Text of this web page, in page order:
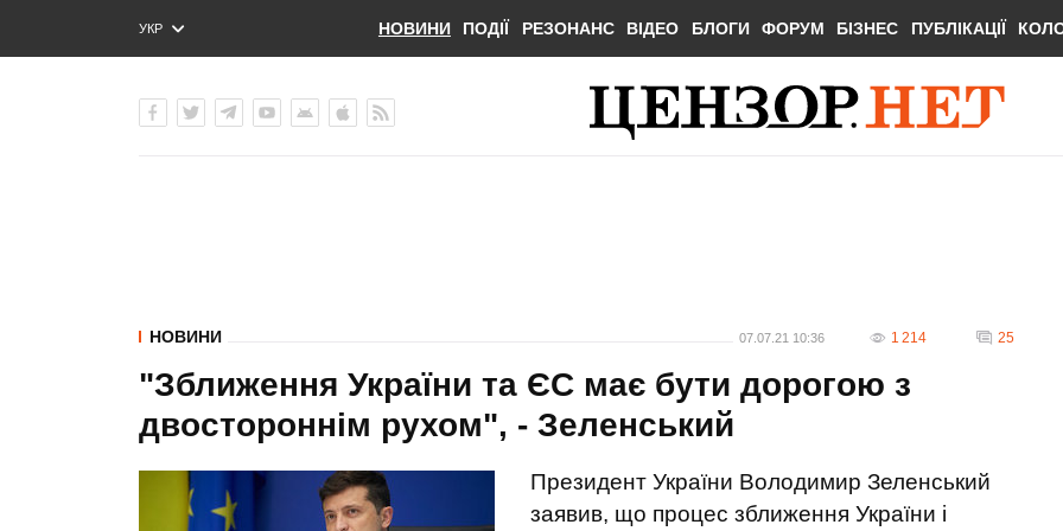
УКР
ENG
НОВИНИ ПОДІЇ РЕЗОНАНС ВІДЕО БЛОГИ ФОРУМ БІЗНЕС ПУБЛІКАЦІЇ
НОВИНИ 07.07.21 10:36 1 214 25
"Зближення України та ЄС має бути дорогою з
двостороннім рухом", - Зеленський
Президент України Володимир Зеленський
заявив, що процес зближення України і